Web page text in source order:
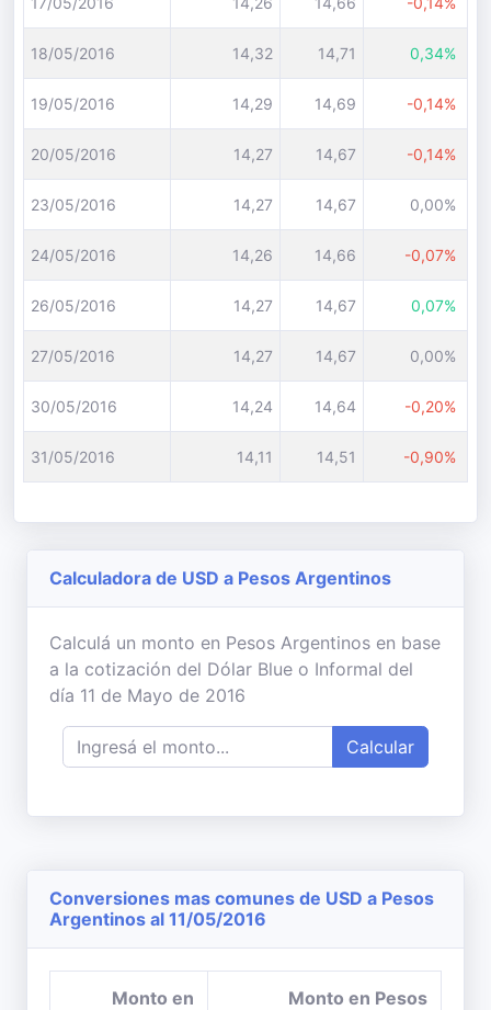
18/05/2016 14,32 14,71 0,34%
19/05/2016 14,29 14,69 -0,14%
20/05/2016 14,27 14,67 -0,14%
23/05/2016 14,27 14,67 0,00%
24/05/2016 14,26 14,66 -0,07%
26/05/2016 14,27 14,67 0,07%
27/05/2016 14,27 14,67 0,00%
30/05/2016 14,24 14,64 -0,20%
31/05/2016 14,11 14,51 -0,90%
Calculadora de USD a Pesos Argentinos
Calculá un monto en Pesos Argentinos en base
a la cotización del Dólar Blue o Informal del
día 11 de Mayo de 2016
Calcular
Conversiones mas comunes de USD a Pesos
Argentinos al 11/05/2016
Monto en
Monto en Pesos